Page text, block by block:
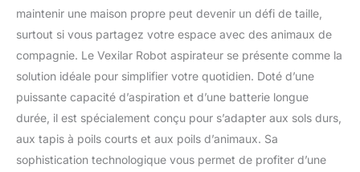
maintenir une maison propre peut devenir un défi de taille,
surtout si vous partagez votre espace avec des animaux de
compagnie. Le Vexilar Robot aspirateur se présente comme la
solution idéale pour simplifier votre quotidien. Doté d’une
puissante capacité d’aspiration et d’une batterie longue
durée, il est spécialement conçu pour s’adapter aux sols durs,
aux tapis à poils courts et aux poils d’animaux. Sa
sophistication technologique vous permet de profiter d’une